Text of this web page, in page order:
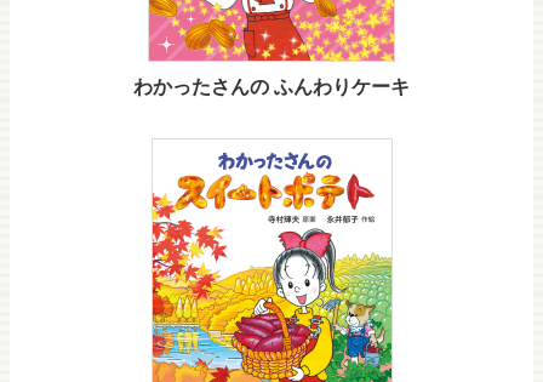
わかったさんの ふんわりケーキ